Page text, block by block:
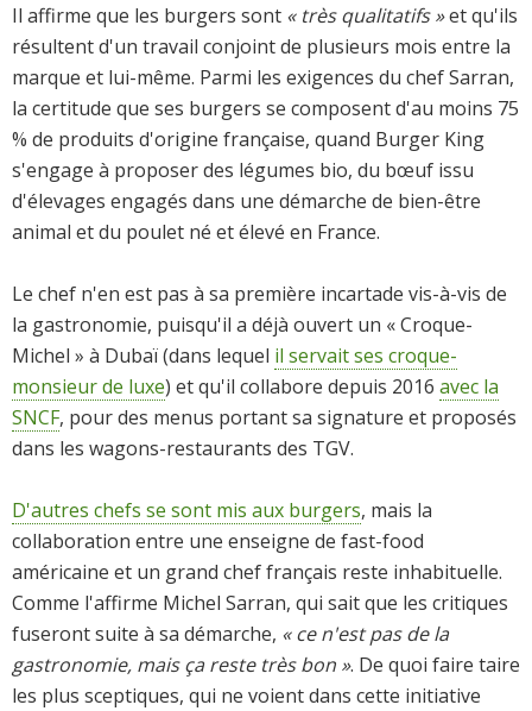
Il affirme que les burgers sont « très qualitatifs »et qu'ils
résultent d'un travail conjoint de plusieurs mois entre la
marque et lui-même. Parmi les exigences du chef Sarran,
la certitude que ses burgers se composent d'au moins 75
% de produits d'origine française, quand Burger King
s'engage à proposer des légumes bio, du bœuf issu
d'élevages engagés dans une démarche de bien-être
animal et du poulet né et élevé en France.
Le chef n'en est pas à sa première incartade vis-à-vis de
la gastronomie, puisqu'il a déjà ouvert un « Croque-
Michel » à Dubaï (dans lequel il servait ses croque-
monsieur de luxe) et qu'il collabore depuis 2016 avec la
SNCF, pour des menus portant sa signature et proposés
dans les wagons-restaurants des TGV.
D'autres chefs se sont mis aux burgers, mais la
collaboration entre une enseigne de fast-food
américaine et un grand chef français reste inhabituelle.
Comme l'affirme Michel Sarran, qui sait que les critiques
fuseront suite à sa démarche, « ce n'est pas de la
gastronomie, mais ça reste très bon ». De quoi faire taire
les plus sceptiques, qui ne voient dans cette initiative